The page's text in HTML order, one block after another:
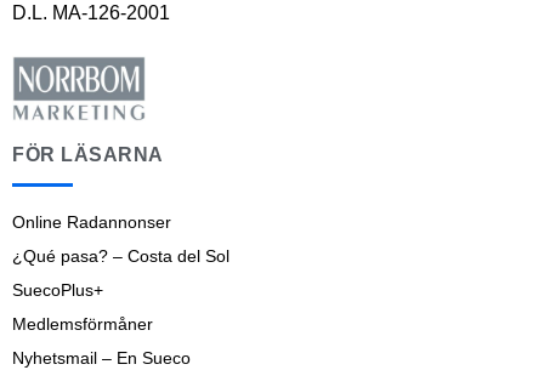
D.L. MA-126-2001
FÖR LÄSARNA
Online Radannonser
¿Qué pasa? – Costa del Sol
SuecoPlus+
Medlemsförmåner
Nyhetsmail – En Sueco